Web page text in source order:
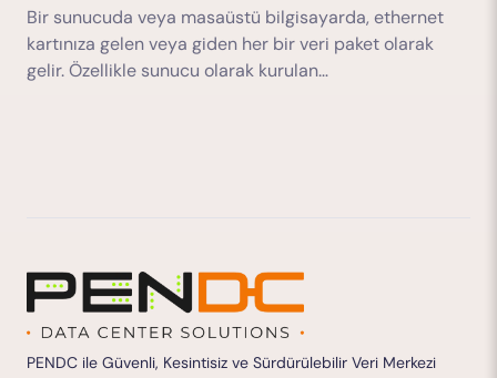
Bir sunucuda veya masaüstü bilgisayarda, ethernet
kartınıza gelen veya giden her bir veri paket olarak
gelir. Özellikle sunucu olarak kurulan…
PENDC ile Güvenli, Kesintisiz ve Sürdürülebilir Veri Merkezi